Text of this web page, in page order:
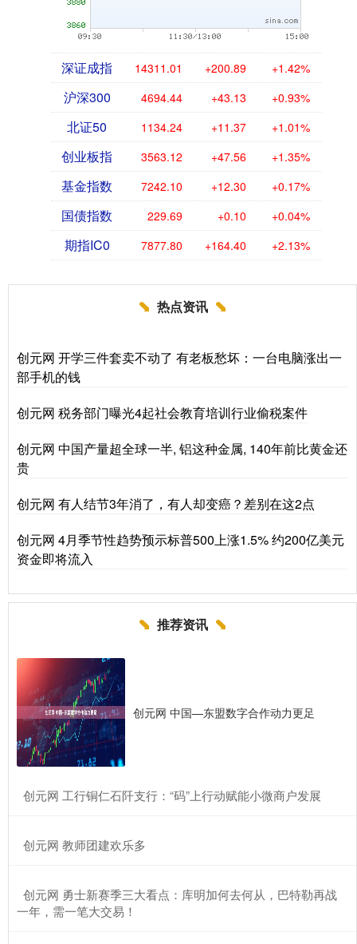
深证成指 14311.01 +200.89 +1.42%
沪深300 4694.44 +43.13 +0.93%
北证50 1134.24 +11.37 +1.01%
创业板指 3563.12 +47.56 +1.35%
基金指数 7242.10 +12.30 +0.17%
国债指数 229.69 +0.10 +0.04%
期指IC0 7877.80 +164.40 +2.13%
热点资讯
创元网 开学三件套卖不动了 有老板愁坏：一台电脑涨出一
部手机的钱
创元网 税务部门曝光4起社会教育培训行业偷税案件
创元网 中国产量超全球一半, 铝这种金属, 140年前比黄金还
贵
创元网 有人结节3年消了，有人却变癌？差别在这2点
创元网 4月季节性趋势预示标普500上涨1.5% 约200亿美元
资金即将流入
推荐资讯
创元网 中国—东盟数字合作动力更足
​创元网 工行铜仁石阡支行：“码”上行动赋能小微商户发展
​创元网 教师团建欢乐多
​创元网 勇士新赛季三大看点：库明加何去何从，巴特勒再战
一年，需一笔大交易！